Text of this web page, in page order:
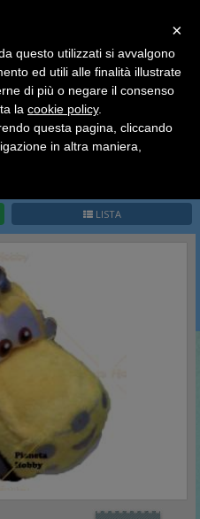
LISTA
×
dal 9/08 al 24/08
15:00 del 07/08 verranno
di Pianeta Hobby
×
questo utilizzati si avvalgono
ed utili alle finalità illustrate
di più o negare il consenso
la cookie policy.
questa pagina, cliccando
in altra maniera,